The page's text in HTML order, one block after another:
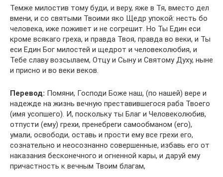
Темже милостив тому буди, и веру, яже в Тя, вместо дел
вмени, и со святыми Твоими яко Щедр упокой: несть бо
человека, иже поживет и не согрешит. Но Ты Един еси
кроме всякаго греха, и правда Твоя, правда во веки, и Ты
еси Един Бог милостей и щедрот и человеколюбия, и
Тебе славу возсылаем, Отцу и Сыну и Святому Духу, ныне
и присно и во веки веков.
Перевод: Помяни, Господи Боже наш, (по нашей) вере и
надежде на жизнь вечную преставившегося раба Твоего
(имя усопшего). И, поскольку ты Благ и Человеколюбив,
отпусти (ему) грехи, пренебреги самообманом (его),
умали, освободи, оставь и прости ему все грехи его,
сознательно и неосознанно совершенные, избавь его от
наказания бесконечного и огненной кары, и даруй ему
причастность к вечным Твоим благам,